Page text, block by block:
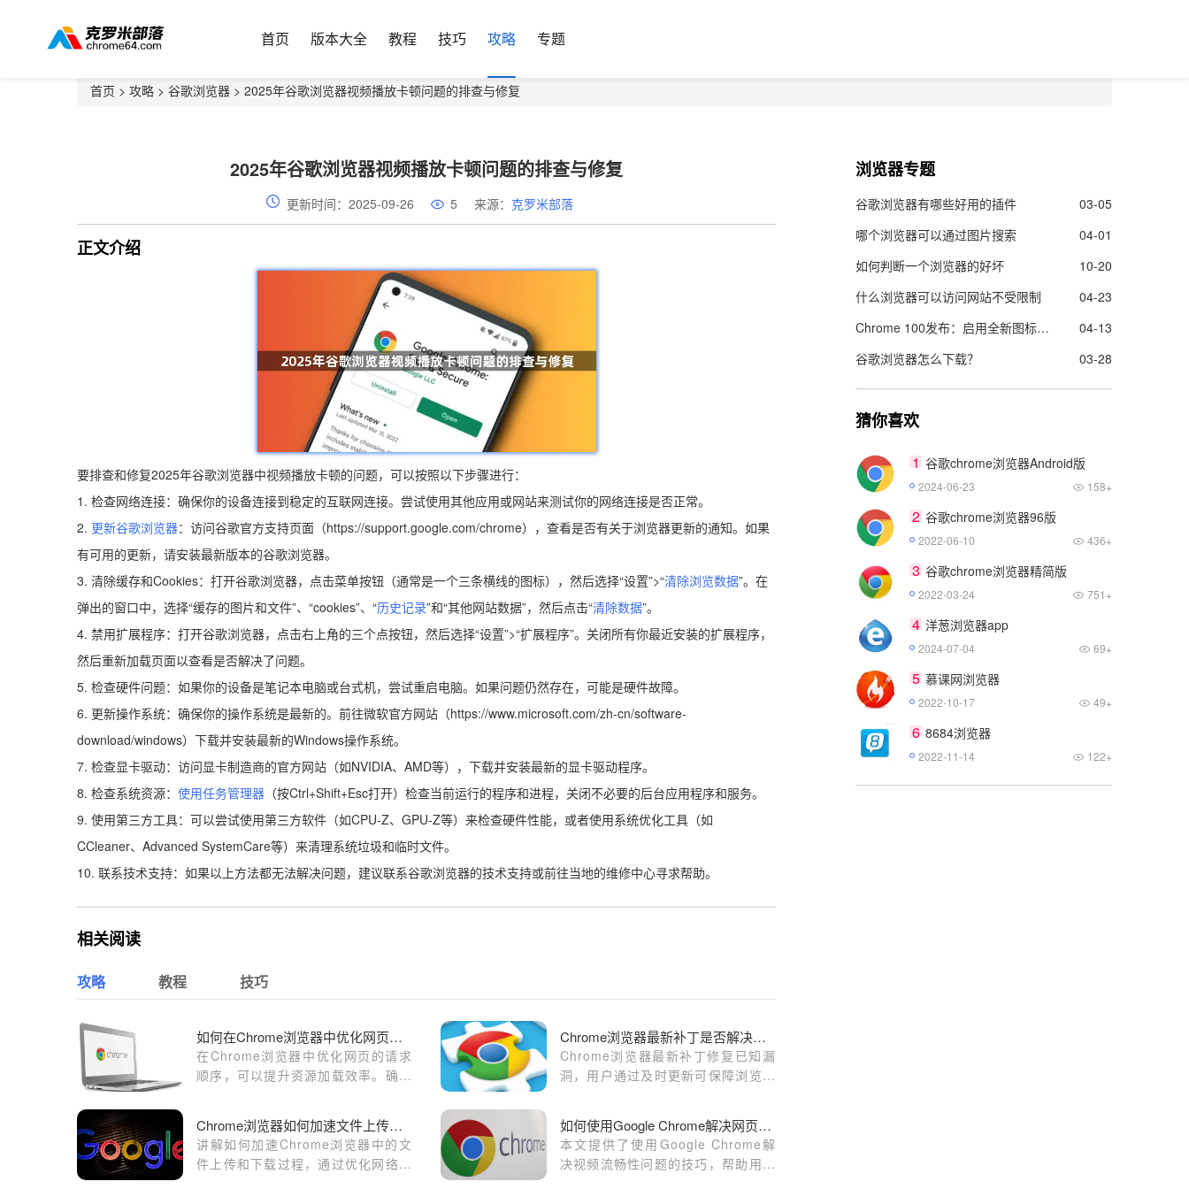
首页 版本大全 教程 技巧 攻略 专题
首页 > 攻略 > 谷歌浏览器 > 2025年谷歌浏览器视频播放卡顿问题的排查与修复
2025年谷歌浏览器视频播放卡顿问题的排查与修复
更新时间：2025-09-26 5 来源： 克罗米部落
正文介绍
要排查和修复2025年谷歌浏览器中视频播放卡顿的问题，可以按照以下步骤进行：
1. 检查网络连接：确保你的设备连接到稳定的互联网连接。尝试使用其他应用或网站来测试你的网络连接是否正常。
2. 更新谷歌浏览器：访问谷歌官方支持页面（https://support.google.com/chrome），查看是否有关于浏览器更新的通知。如果
有可用的更新，请安装最新版本的谷歌浏览器。
3. 清除缓存和Cookies：打开谷歌浏览器，点击菜单按钮（通常是一个三条横线的图标），然后选择“设置”>“清除浏览数据”。在
弹出的窗口中，选择“缓存的图片和文件”、“cookies”、“历史记录”和“其他网站数据”，然后点击“清除数据”。
4. 禁用扩展程序：打开谷歌浏览器，点击右上角的三个点按钮，然后选择“设置”>“扩展程序”。关闭所有你最近安装的扩展程序，
然后重新加载页面以查看是否解决了问题。
5. 检查硬件问题：如果你的设备是笔记本电脑或台式机，尝试重启电脑。如果问题仍然存在，可能是硬件故障。
6. 更新操作系统：确保你的操作系统是最新的。前往微软官方网站（https://www.microsoft.com/zh-cn/software-
download/windows）下载并安装最新的Windows操作系统。
7. 检查显卡驱动：访问显卡制造商的官方网站（如NVIDIA、AMD等），下载并安装最新的显卡驱动程序。
8. 检查系统资源： 使用任务管理器 （按Ctrl+Shift+Esc打开）检查当前运行的程序和进程，关闭不必要的后台应用程序和服务。
9. 使用第三方工具：可以尝试使用第三方软件（如CPU-Z、GPU-Z等）来检查硬件性能，或者使用系统优化工具（如
CCleaner、Advanced SystemCare等）来清理系统垃圾和临时文件。
10. 联系技术支持：如果以上方法都无法解决问题，建议联系谷歌浏览器的技术支持或前往当地的维修中心寻求帮助。
相关阅读
攻略 教程 技巧
如何在Chrome浏览器中优化网页的请求顺序
在Chrome浏览器中优化网页的请求
顺序，可以提升资源加载效率。确保
速度。
Chrome浏览器最新补丁是否解决安全漏洞
Chrome浏览器最新补丁修复已知漏
洞，用户通过及时更新可保障浏览安
Chrome浏览器如何加速文件上传和下载过程
讲解如何加速Chrome浏览器中的文
件上传和下载过程，通过优化网络连
如何使用Google Chrome解决网页中的视频流畅性问题
本文提供了使用Google Chrome解
决视频流畅性问题的技巧，帮助用户
浏览器专题
谷歌浏览器有哪些好用的插件
03-05
哪个浏览器可以通过图片搜索
04-01
如何判断一个浏览器的好坏
10-20
什么浏览器可以访问网站不受限制
04-23
Chrome 100发布：启用全新图标，修复28个安全漏洞
04-13
谷歌浏览器怎么下载？
03-28
猜你喜欢
1 谷歌chrome浏览器Android版
2024-06-23 158+
2 谷歌chrome浏览器96版
2022-06-10 436+
3 谷歌chrome浏览器精简版
2022-03-24 751+
4 洋葱浏览器app
2024-07-04 69+
5 慕课网浏览器
2022-10-17 49+
6 8684浏览器
2022-11-14 122+